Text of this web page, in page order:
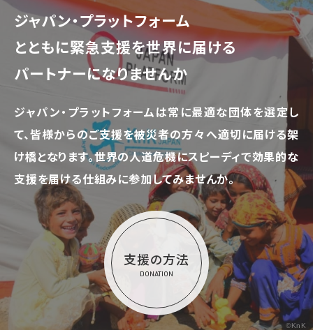
ジャパン・プラットフォーム
とともに緊急支援を世界に届ける
パートナーになりませんか
ジャパン・プラットフォームは常に最適な団体を選定し
て、皆様からのご支援を被災者の方々へ適切に届ける架
け橋となります。世界の人道危機にスピーディで効果的な
支援を届ける仕組みに参加してみませんか。
支援の方法
DONATION
©KnK